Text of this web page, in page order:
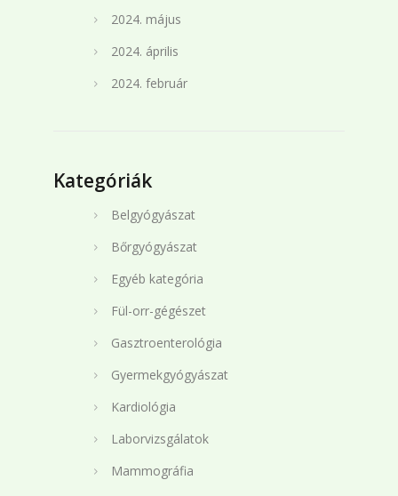
2024. május
2024. április
2024. február
Kategóriák
Belgyógyászat
Bőrgyógyászat
Egyéb kategória
Fül-orr-gégészet
Gasztroenterológia
Gyermekgyógyászat
Kardiológia
Laborvizsgálatok
Mammográfia